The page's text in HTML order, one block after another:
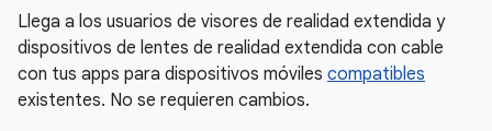
Llega a los usuarios de visores de realidad extendida y
dispositivos de lentes de realidad extendida con cable
con tus apps para dispositivos móviles compatibles
existentes. No se requieren cambios.